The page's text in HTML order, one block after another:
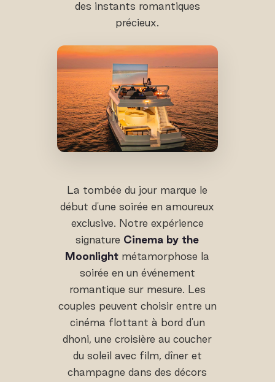
des instants romantiques
précieux.
La tombée du jour marque le
début d'une soirée en amoureux
exclusive. Notre expérience
signature Cinema by the
Moonlight métamorphose la
soirée en un événement
romantique sur mesure. Les
couples peuvent choisir entre un
cinéma flottant à bord d'un
dhoni, une croisière au coucher
du soleil avec film, dîner et
champagne dans des décors